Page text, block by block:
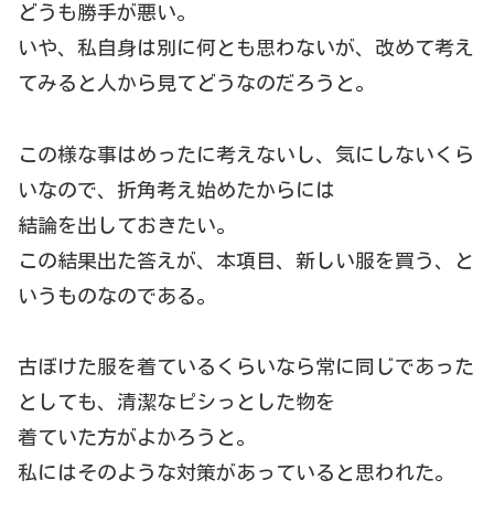
どうも勝手が悪い。
いや、私自身は別に何とも思わないが、改めて考え
てみると人から見てどうなのだろうと。
この様な事はめったに考えないし、気にしないくら
いなので、折角考え始めたからには
結論を出しておきたい。
この結果出た答えが、本項目、新しい服を買う、と
いうものなのである。
古ぼけた服を着ているくらいなら常に同じであった
としても、清潔なピシっとした物を
着ていた方がよかろうと。
私にはそのような対策があっていると思われた。